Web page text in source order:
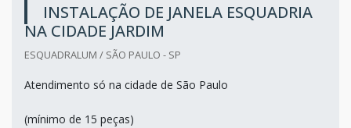
INSTALAÇÃO DE JANELA ESQUADRIA
NA CIDADE JARDIM
ESQUADRALUM / SÃO PAULO - SP
Atendimento só na cidade de São Paulo
(mínimo de 15 peças)